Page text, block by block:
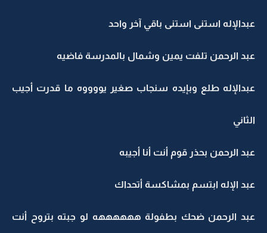
عبدالإله استنى استنى باقي آخر واحد
عبد الرحمن تلفت يمين وشمال بالمدرسة فاضيه
عبدالإله طلع وبإيده سنجاب صغير يووووه ما قدرت أجيب
الثاني
عبد الرحمن بحذر قوم أنت أنا أجيبه
عبد الإله ابتسم بمشاكسة أتحداك
عبد الرحمن ضحك بطفولة ههههههه لو جبته بتروح أنت